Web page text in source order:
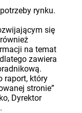
rynku.
się
na temat
zawiera
raport, który
stronie”
Dyrektor